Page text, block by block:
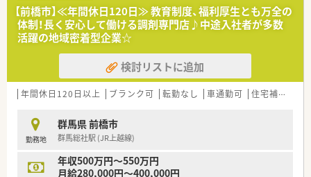
≪住友商事100％出資の安定した事業経営≫
・M&Aが積極的に行われるドラッグストア業界において盤石な経
営基盤は大きな強みです。
・総合商社として重要なヘルスケア分野に、戦略的かつ積極的な
先行投資をしています。
・住友商事の協力を受け、調剤オペレーションの自動化を導入し
効率化も図っています。
を送ることができます。
・育児休暇なども法律以上の制度を用意し、子育てをしながら働
ける環境を整えています。
・未来を見据えて成長し、長く活躍し続けられる環境の中で新た
な一歩を踏み出せます。
【前橋市】≪年間休日120日≫ 教育制度、福利厚生とも万全の
体制！長く安心して働ける調剤専門店♪中途入社者が多数
活躍の地域密着型企業☆
検討リストに追加
年間休日120日以上 ブランク可 転勤なし 車通勤可 住宅補助(手当)あり
勤務地
群馬県 前橋市
群馬総社駅 (JR上越線)
年収500万円～550万円
月給280,000円～400,000円